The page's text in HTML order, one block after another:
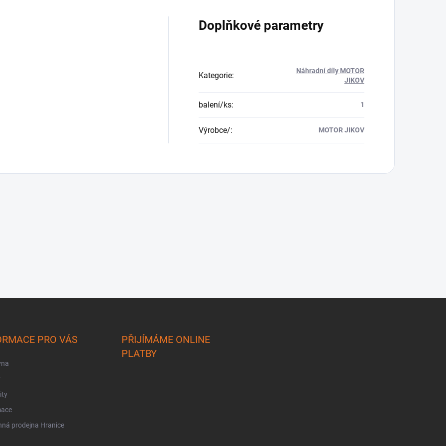
Doplňkové parametry
Kategorie:
Náhradní díly MOTOR
JIKOV
balení/ks: 1
Výrobce/: MOTOR JIKOV
PRO VÁS
prodejna Hranice
PŘIJÍMÁME ONLINE
PLATBY